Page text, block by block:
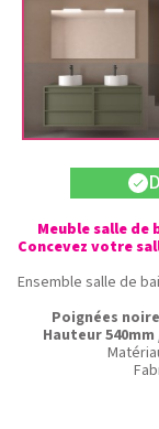
check
Meuble salle de
Concevez votre
Ensemble salle de
Poignées
Hauteur